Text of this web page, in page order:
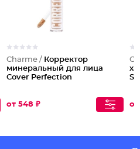
Charme / Корректор
минеральный для лица
Cover Perfection
от 548 ₽